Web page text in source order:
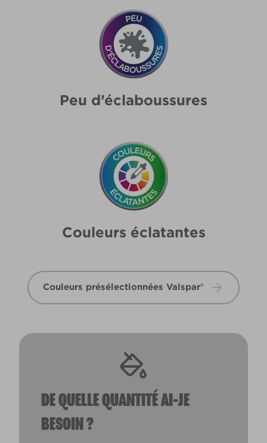
Peu d’éclaboussures
Couleurs éclatantes
Couleurs présélectionnées Valspar®
DE QUELLE QUANTITÉ AI-JE
BESOIN ?